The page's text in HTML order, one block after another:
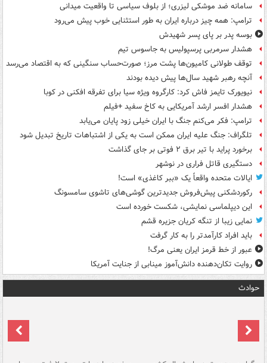
سامانه ضد موشکی لیزری؛ از بلوف سیاسی تا واقعیت میدانی
ترامپ: همه چیز درباره ایران به طور استثنایی خوب پیش می‌رود
بوسه‌ پدر بر پای پسر شهیدش
هشدار سرمربی پرسپولیس به جاسوس تیم
توقف طولانی کامیون‌ها پشت مرز؛ صورت‌حساب سنگینی که به اقتصاد می‌رسد
آنچه رهبر شهید سال‌ها پیش دیده بودند
نیویورک تایمز فاش کرد: کارگروه ویژه سیا برای تفرقه افکنی در کوبا
هشدار افسر ارشد آمریکایی به کاخ سفید +فیلم
ترامپ: فکر می‌کنم جنگ با ایران خیلی زود پایان می‌یابد
تلگراف: جنگ علیه ایران ممکن است به یکی از اشتباهات تاریخ تبدیل شود
برخورد پراید با تیر برق ۲ فوتی بر جای گذاشت
دستگیری قاتل فراری در نوشهر
ایالات متحده واقعاً یک «ببر کاغذی» است!
رکوردشکنی پیش‌فروش جدیدترین گوشی‌های تاشوی سامسونگ
این دیپلماسی نمایشی، شکست خورده است
نمایی زیبا از تنگه کریان جزیره قشم
باید افراد کارآمدتر را به کار گرفت
عبور از خط قرمز ایران یعنی مرگ!
روایت تکان‌دهنده دانش‌آموز مینابی از جنایت آمریکا
حوادث